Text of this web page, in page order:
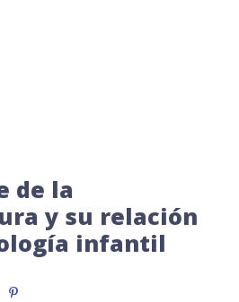
de la
y su relación
infantil